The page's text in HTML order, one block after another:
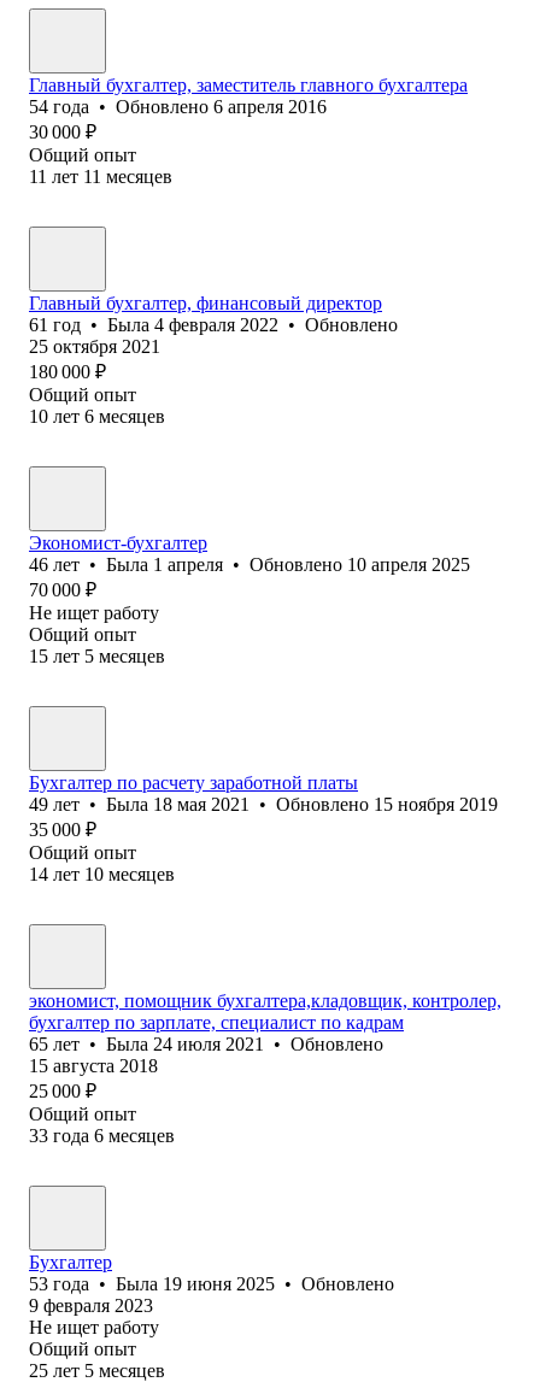
Главный бухгалтер, заместитель главного бухгалтера
54 года • Обновлено 6 апреля 2016
30 000 ₽
Общий опыт
11 лет 11 месяцев
Главный бухгалтер, финансовый директор
61 год • Была 4 февраля 2022 • Обновлено
25 октября 2021
180 000 ₽
Общий опыт
10 лет 6 месяцев
Экономист-бухгалтер
46 лет • Была 1 апреля • Обновлено 10 апреля 2025
70 000 ₽
Не ищет работу
Общий опыт
15 лет 5 месяцев
Бухгалтер по расчету заработной платы
49 лет • Была 18 мая 2021 • Обновлено 15 ноября 2019
35 000 ₽
Общий опыт
14 лет 10 месяцев
экономист, помощник бухгалтера,кладовщик, контролер,
бухгалтер по зарплате, специалист по кадрам
65 лет • Была 24 июля 2021 • Обновлено
15 августа 2018
25 000 ₽
Общий опыт
33 года 6 месяцев
Бухг⁢алтер
53 года • Была 19 июня 2025 • Обновлено
9 февраля 2023
Не ищет работу
Общий опыт
25 лет 5 месяцев